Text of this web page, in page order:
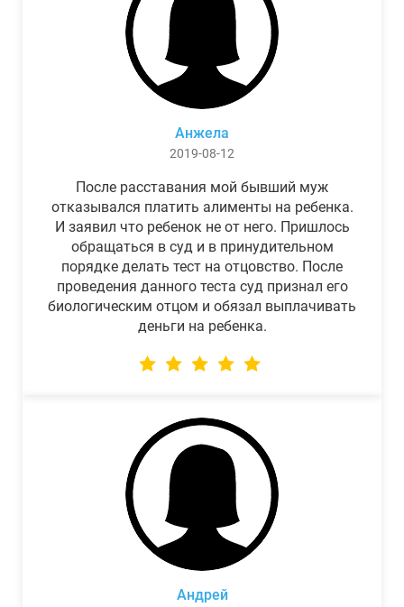
Анжела
2019-08-12
После расставания мой бывший муж
отказывался платить алименты на ребенка.
И заявил что ребенок не от него. Пришлось
обращаться в суд и в принудительном
порядке делать тест на отцовство. После
проведения данного теста суд признал его
биологическим отцом и обязал выплачивать
деньги на ребенка.
Андрей